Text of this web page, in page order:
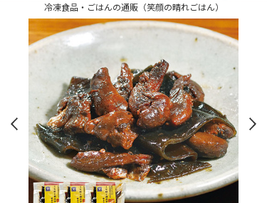
冷凍食品・ごはんの通販（笑顔の晴れごはん）